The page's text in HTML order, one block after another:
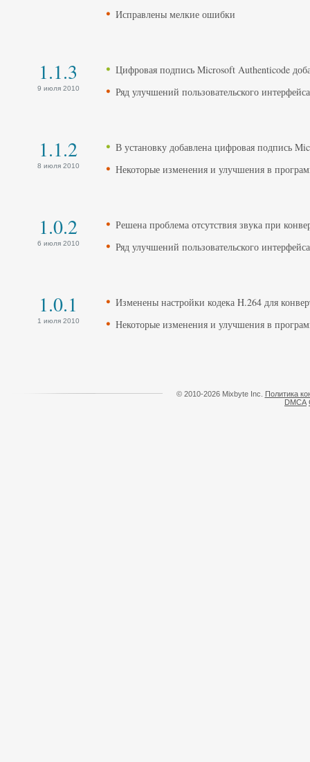
Исправлены мелкие ошибки
1.1.3
9 июля 2010
Цифровая подпись Microsoft Authenticode
Ряд улучшений пользовательского интерфейса
1.1.2
8 июля 2010
В установку добавлена цифровая подпись
Некоторые изменения и улучшения в
1.0.2
6 июля 2010
Решена проблема отсутствия звука при
Ряд улучшений пользовательского интерфейса
1.0.1
1 июля 2010
Изменены настройки кодека H.264 для
Некоторые изменения и улучшения в
© 2010-2026 Mixbyte Inc.
Политика
DMCA